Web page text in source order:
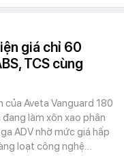
giá chỉ 60
TCS cùng
của Aveta Vanguard 180
đang làm xôn xao phân
ADV nhờ mức giá hấp
loạt công nghệ…